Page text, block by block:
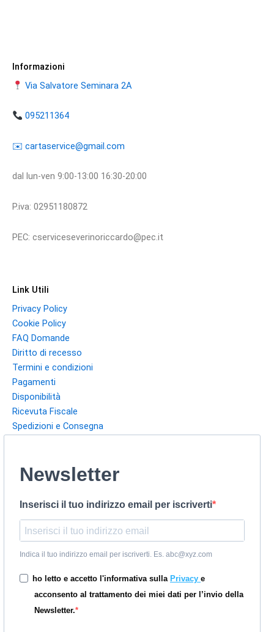
Informazioni
Via Salvatore Seminara 2A
095211364
​​✉️ ​cartaservice@gmail.com
dal lun-ven 9:00-13:00 16:30-20:00
P.iva: 02951180872
PEC: cserviceseverinoriccardo@pec.it
Link Utili
Privacy Policy
Cookie Policy
FAQ Domande
Diritto di recesso
Termini e condizioni
Pagamenti
Disponibilità
Ricevuta Fiscale
Spedizioni e Consegna
Newsletter
Inserisci il tuo indirizzo email per iscriverti
Indica il tuo indirizzo email per iscriverti. Es. abc@xyz.com
ho letto e accetto l'informativa sulla Privacy e
acconsento al trattamento dei miei dati per l’invio della
Newsletter.